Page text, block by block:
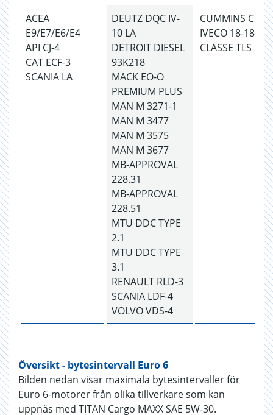
ACEA
E9/E7/E6/E4
API CJ-4
CAT ECF-3
SCANIA LA
DEUTZ DQC IV-
10 LA
DETROIT DIESEL
93K218
MACK EO-O
PREMIUM PLUS
MAN M 3271-1
MAN M 3477
MAN M 3575
MAN M 3677
MB-APPROVAL
228.31
MB-APPROVAL
228.51
MTU DDC TYPE
2.1
MTU DDC TYPE
3.1
RENAULT RLD-3
SCANIA LDF-4
VOLVO VDS-4
CUMMINS CES
IVECO 18-1804
CLASSE TLS E6
Översikt - bytesintervall Euro 6
Bilden nedan visar maximala bytesintervaller för
Euro 6-motorer från olika tillverkare som kan
uppnås med TITAN Cargo MAXX SAE 5W-30.